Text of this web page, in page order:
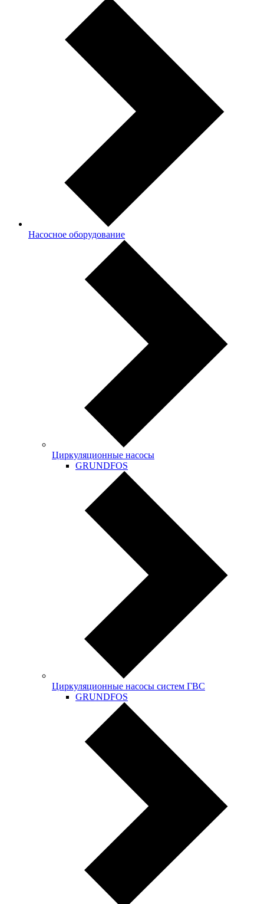
Насосное оборудование
Циркуляционные насосы
GRUNDFOS
Циркуляционные насосы систем ГВС
GRUNDFOS